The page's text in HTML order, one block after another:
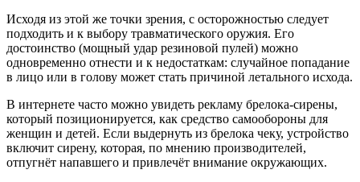
Исходя из этой же точки зрения, с осторожностью следует
подходить и к выбору травматического оружия. Его
достоинство (мощный удар резиновой пулей) можно
одновременно отнести и к недостаткам: случайное попадание
в лицо или в голову может стать причиной летального исхода.
В интернете часто можно увидеть рекламу брелока-сирены,
который позиционируется, как средство самообороны для
женщин и детей. Если выдернуть из брелока чеку, устройство
включит сирену, которая, по мнению производителей,
отпугнёт напавшего и привлечёт внимание окружающих.